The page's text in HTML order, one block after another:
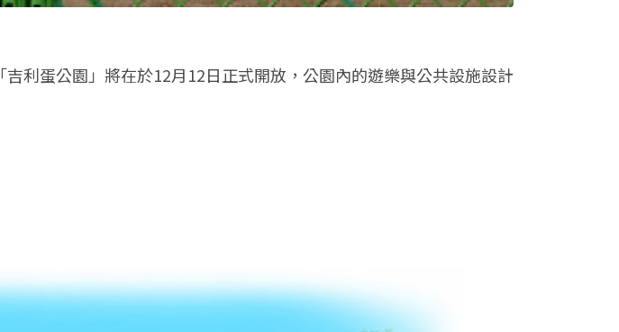
利蛋公園」將在於12月12日正式開放，公園內的遊樂與公共設施設計